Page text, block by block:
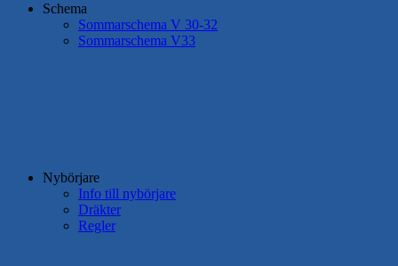
Schema
Sommarschema V 30-32
Sommarschema V33
Nybörjare
Info till nybörjare
Dräkter
Regler